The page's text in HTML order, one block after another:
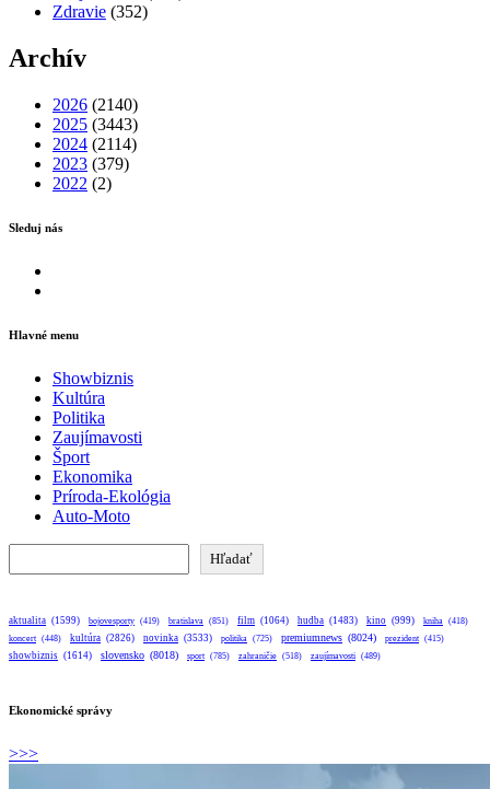
Zdravie (352)
Archív
2026 (2140)
2025 (3443)
2024 (2114)
2023 (379)
2022 (2)
Sleduj nás
Hlavné menu
Showbiznis
Kultúra
Politika
Zaujímavosti
Šport
Ekonomika
Príroda-Ekológia
Auto-Moto
Hľadať
aktualita (1599) bojovesporty (419) bratislava (851) film (1064) hudba (1483) kino (999) kniha
(418)
koncert (448) kultúra (2826) novinka (3533) politika (725) premiumnews (8024) prezident (415)
showbiznis (1614) slovensko (8018) sport (785) zahraničie (518) zaujímavosti (489)
Ekonomické správy
>>>